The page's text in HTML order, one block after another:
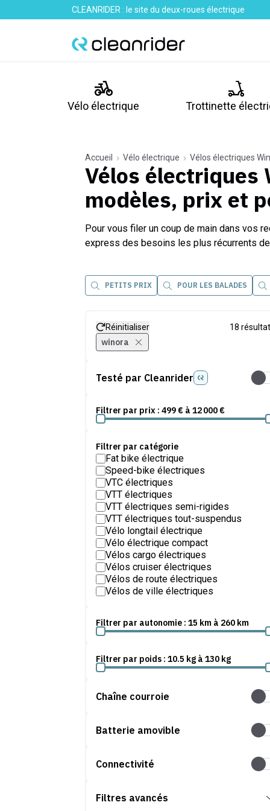
CLEANRIDER : le site du deux-roues électrique
Vélo électrique Trottinette
Accueil Vélo électrique Vélos électriques
Vélos électriques
modèles, prix et
Pour vous filer un coup de main dans vos
express des besoins les plus récurrents
PETITS PRIX POUR LES BALADES
Réinitialiser 18
winora
Testé par Cleanrider
Filtrer par prix : 499 € à 12 000 €
Filtrer par catégorie
Fat bike électrique
Speed-bike électriques
VTC électriques
VTT électriques
VTT électriques semi-rigides
VTT électriques tout-suspendus
Vélo longtail électrique
Vélo électrique compact
Vélos cargo électriques
Vélos cruiser électriques
Vélos de route électriques
Vélos de ville électriques
Vélos tandem électrique
Filtrer par autonomie : 15 km à 260 km
Filtrer par poids : 10.5 kg à 130 kg
Chaîne courroie
Batterie amovible
Connectivité
Filtres avancés